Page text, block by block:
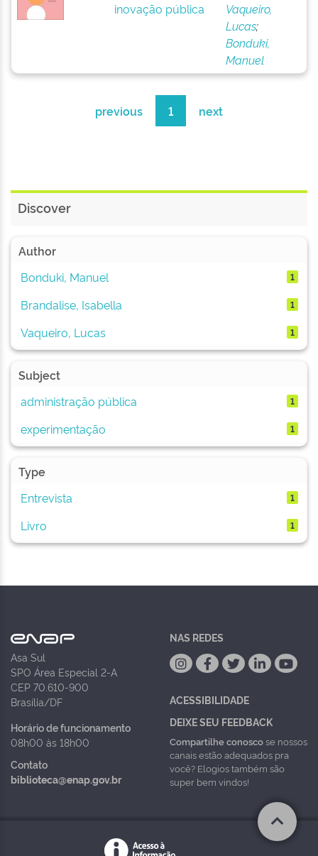
inovação pública
Vaqueiro,
Lucas;
Bonduki,
Manuel
previous 1 next
Discover
Author
Bonduki, Manuel
1
Brandalise, Isabella 1
Vaqueiro, Lucas 1
Subject
administração pública
1
experimentação 1
Type
Entrevista
1
Livro 1
Asa Sul
SPO Área Especial 2-A
CEP 70.610-900
Brasília/DF
Horário de funcionamento
08h00 às 18h00
Contato
biblioteca@enap.gov.br
NAS REDES
ACESSIBILIDADE
DEIXE SEU FEEDBACK
Compartilhe conoscose nossos
canais estão adequados pra
você? Elogios também são
super bem vindos!